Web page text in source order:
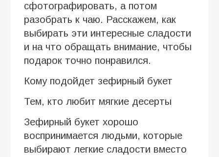
сфотографировать, а потом
разобрать к чаю. Расскажем, как
выбирать эти интересные сладости
и на что обращать внимание, чтобы
подарок точно понравился.
Кому подойдет зефирный букет
Тем, кто любит мягкие десерты
Зефирный букет хорошо
воспринимается людьми, которые
выбирают легкие сладости вместо